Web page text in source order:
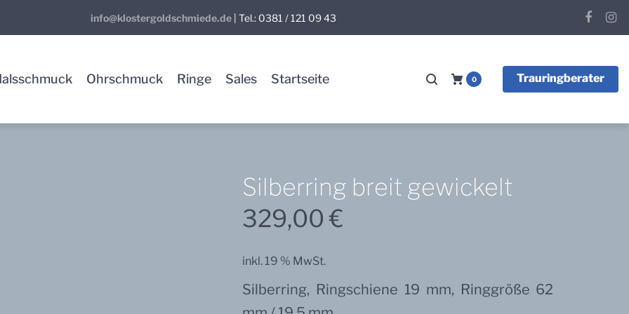
info@klostergoldschmiede.de | Tel.: 0381 / 121 09 43
Ohrschmuck Ringe Sales Startseite 0 Trauringberater
Silberring breit gewickelt
329,00€
inkl. 19 % MwSt.
Silberring, Ringschiene 19 mm, Ringgröße 62
Silberring
gewickelt